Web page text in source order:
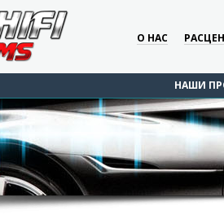
О НАС
НАШИ